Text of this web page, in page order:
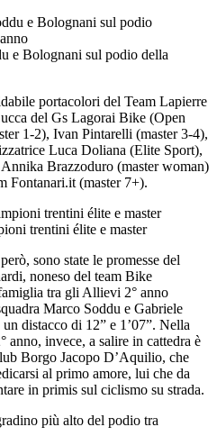
e Bolognani sul podio della
portacolori del Team Lapierre
del Gs Lagorai Bike (Open
1-2), Ivan Pintarelli (master 3-4),
Luca Doliana (Elite Sport),
Brazzoduro (master woman)
Fontanari.it (master 7+).
trentini élite e master
sono state le promesse del
noneso del team Bike
tra gli Allievi 2° anno
Marco Soddu e Gabriele
distacco di 12” e 1’07”. Nella
anno, invece, a salire in cattedra è
Borgo Jacopo D’Aquilio, che
al primo amore, lui che da
in primis sul ciclismo su strada.